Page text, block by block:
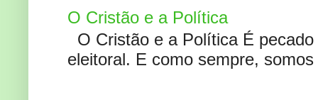
O Cristão e a Política
O Cristão e a Política É
eleitoral. E como sempre,